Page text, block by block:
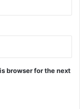
browser for the next